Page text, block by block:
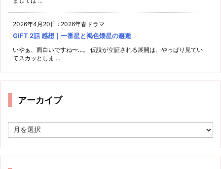
2026年4月20日 : 2026年春ドラマ
GIFT 2話 感想｜一番星と褐色矮星の邂逅
いやぁ、面白いですね〜…。 仮説が立証される展開は、やっぱり見てい
てスカッとしま ...
アーカイブ
ー
イ